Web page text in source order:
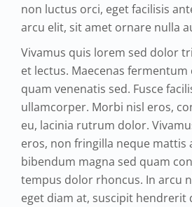
non luctus orci, eget facilisis
arcu elit, sit amet ornare nulla
Vivamus quis lorem sed dolor
et lectus. Maecenas
quam venenatis sed. Fusce
ullamcorper. Morbi nisl eros,
eu, lacinia rutrum dolor.
eros, non fringilla neque mattis
bibendum magna sed quam
tempus dolor rhoncus. In arcu
eget diam at, suscipit hendrerit